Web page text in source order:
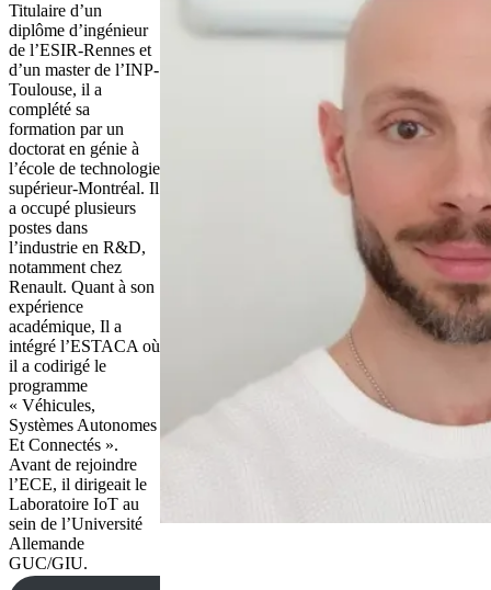
Titulaire d’un
diplôme d’ingénieur
de l’ESIR-Rennes et
d’un master de l’INP-
Toulouse, il a
complété sa
formation par un
doctorat en génie à
l’école de technologie
supérieur-Montréal. Il
a occupé plusieurs
postes dans
l’industrie en R&D,
notamment chez
Renault. Quant à son
expérience
académique, Il a
intégré l’ESTACA où
il a codirigé le
programme
« Véhicules,
Systèmes Autonomes
Et Connectés ».
Avant de rejoindre
l’ECE, il dirigeait le
Laboratoire IoT au
sein de l’Université
Allemande
GUC/GIU.